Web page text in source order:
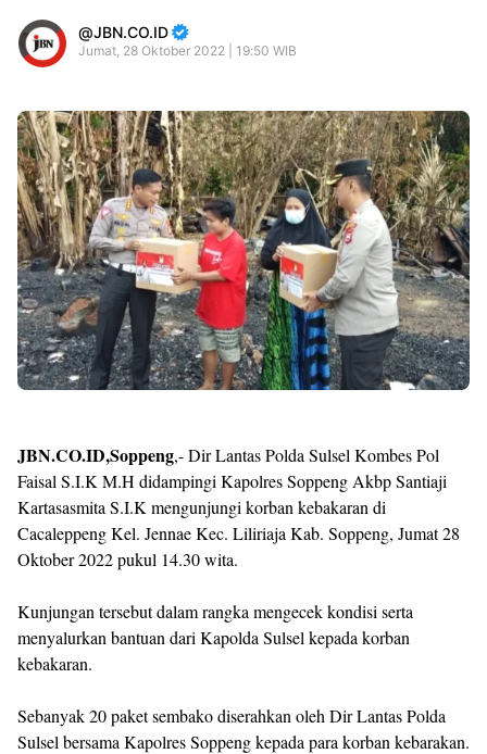
JBN.CO.ID
Jumat, 28 Oktober 2022 | 19:50 WIB
JBN.CO.ID,Soppeng,- Dir Lantas Polda Sulsel Kombes Pol
Faisal S.I.K M.H didampingi Kapolres Soppeng Akbp Santiaji
Kartasasmita S.I.K mengunjungi korban kebakaran di
Cacaleppeng Kel. Jennae Kec. Liliriaja Kab. Soppeng, Jumat 28
Oktober 2022 pukul 14.30 wita.
Kunjungan tersebut dalam rangka mengecek kondisi serta
menyalurkan bantuan dari Kapolda Sulsel kepada korban
kebakaran.
Sebanyak 20 paket sembako diserahkan oleh Dir Lantas Polda
Sulsel bersama Kapolres Soppeng kepada para korban kebarakan.